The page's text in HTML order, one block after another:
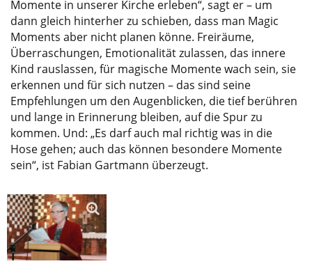
Momente in unserer Kirche erleben“, sagt er – um
dann gleich hinterher zu schieben, dass man Magic
Moments aber nicht planen könne. Freiräume,
Überraschungen, Emotionalität zulassen, das innere
Kind rauslassen, für magische Momente wach sein, sie
erkennen und für sich nutzen – das sind seine
Empfehlungen um den Augenblicken, die tief berühren
und lange in Erinnerung bleiben, auf die Spur zu
kommen. Und: „Es darf auch mal richtig was in die
Hose gehen; auch das können besondere Momente
sein“, ist Fabian Gartmann überzeugt.